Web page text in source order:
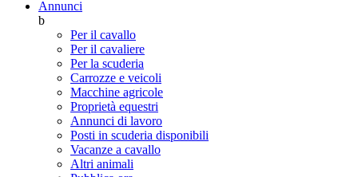
Annunci
b
Per il cavallo
Per il cavaliere
Per la scuderia
Carrozze e veicoli
Macchine agricole
Proprietà equestri
Annunci di lavoro
Posti in scuderia disponibili
Vacanze a cavallo
Altri animali